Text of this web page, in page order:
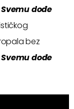
Svemu dođe
bez
Svemu dođe